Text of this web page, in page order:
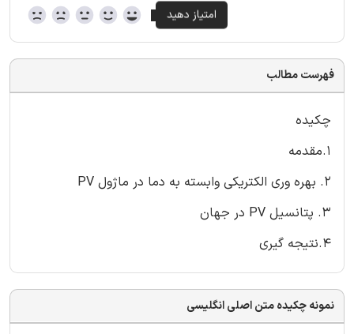
فهرست مطالب
چکیده
1.مقدمه
2. بهره وری الکتریکی وابسته به دما در ماژول PV
3. پتانسیل PV در جهان
4.نتیجه گیری
نمونه چکیده متن اصلی انگلیسی